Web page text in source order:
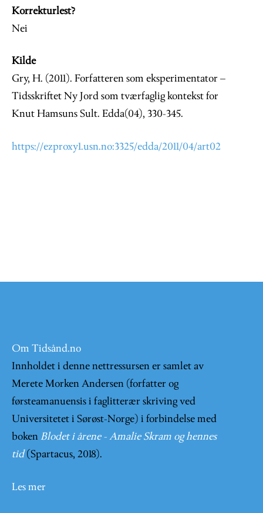
Korrekturlest?
Nei
Kilde
Gry, H. (2011). Forfatteren som eksperimentator –
Tidsskriftet Ny Jord som tværfaglig kontekst for
Knut Hamsuns Sult. Edda(04), 330-345.
https://ezproxy1.usn.no:3325/edda/2011/04/art02
Om Tidsånd.no
Innholdet i denne nettressursen er samlet av
Merete Morken Andersen (forfatter og
førsteamanuensis i faglitterær skriving ved
Universitetet i Sørøst-Norge) i forbindelse med
boken Blodet i årene - Amalie Skram og hennes
tid (Spartacus, 2018).
Les mer